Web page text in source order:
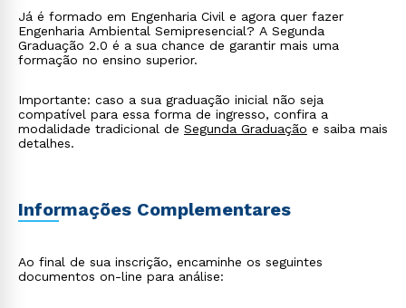
Já é formado em Engenharia Civil e agora quer fazer
Engenharia Ambiental Semipresencial? A Segunda
Graduação 2.0 é a sua chance de garantir mais uma
formação no ensino superior.
Importante: caso a sua graduação inicial não seja
compatível para essa forma de ingresso, confira a
modalidade tradicional de Segunda Graduação e saiba mais
detalhes.
Informações Complementares
Ao final de sua inscrição, encaminhe os seguintes
documentos on-line para análise: